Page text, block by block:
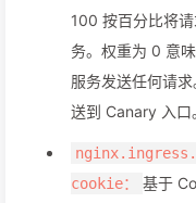
100 按百分比将
务。权重为 0 意
服务发送任何请
送到 Canary 入口
cookie：
基于